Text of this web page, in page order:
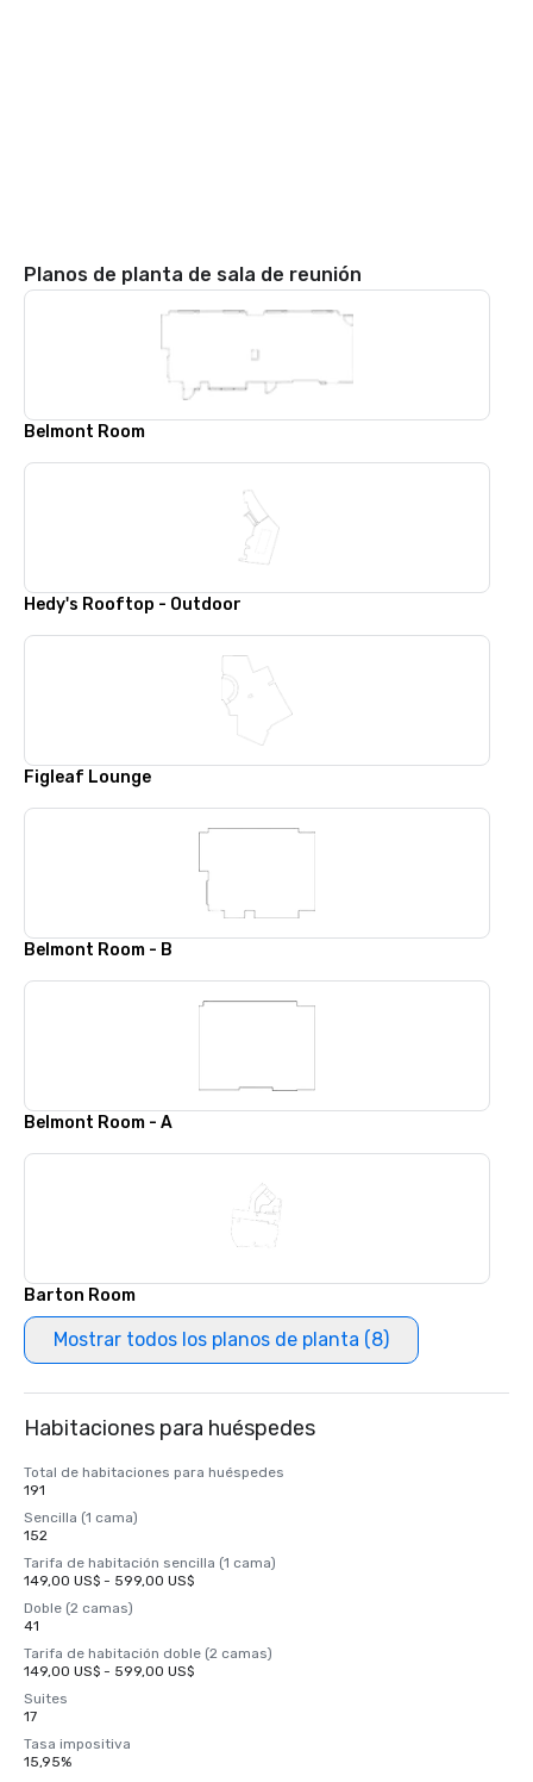
Planos de planta de sala de reunión
Belmont Room
Hedy's Rooftop - Outdoor
Figleaf Lounge
Belmont Room - B
Belmont Room - A
Barton Room
Mostrar todos los planos de planta (8)
Habitaciones para huéspedes
Total de habitaciones para huéspedes
191
Sencilla (1 cama)
152
Tarifa de habitación sencilla (1 cama)
149,00 US$ - 599,00 US$
Doble (2 camas)
41
Tarifa de habitación doble (2 camas)
149,00 US$ - 599,00 US$
Suites
17
Tasa impositiva
15,95%